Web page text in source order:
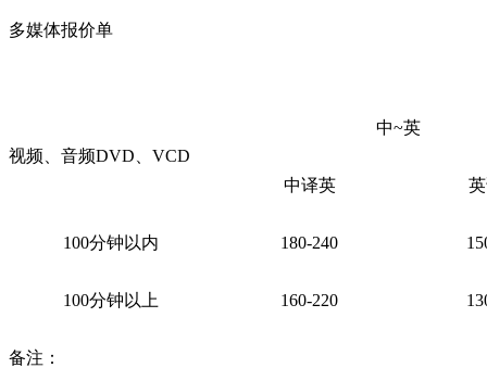
多媒体报价单
视频、音频DVD、VCD
中~英
中译英
100分钟以内 180-240
100分钟以上 160-220
备注：